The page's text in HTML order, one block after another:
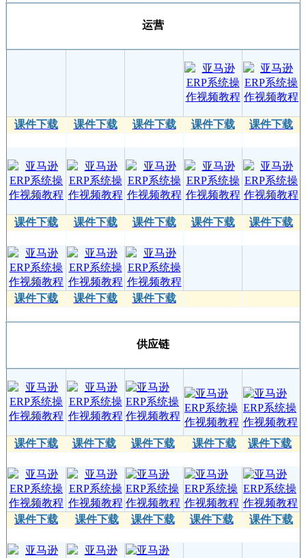
运营
课件下载 课件下载 课件下载 课件下载 课件下载
课件下载 课件下载 课件下载 课件下载 课件下载
课件下载 课件下载 课件下载
供应链
课件下载 课件下载 课件下载 课件下载 课件下载
课件下载 课件下载 课件下载 课件下载 课件下载